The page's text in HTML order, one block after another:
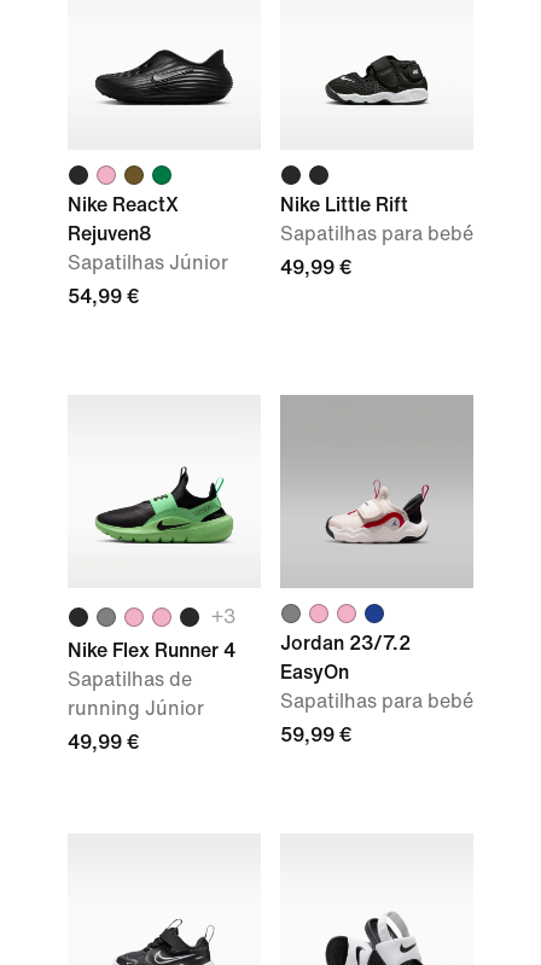
Nike ReactX
Rejuven8
Sapatilhas Júnior
54,99 €
Nike Little Rift
Sapatilhas para bebé
49,99 €
+3
Nike Flex Runner 4
Sapatilhas de
running Júnior
49,99 €
Jordan 23/7.2
EasyOn
Sapatilhas para bebé
59,99 €